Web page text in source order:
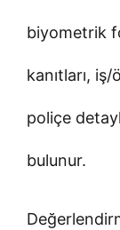
biyometrik
kanıtları,
poliçe
bulunur.